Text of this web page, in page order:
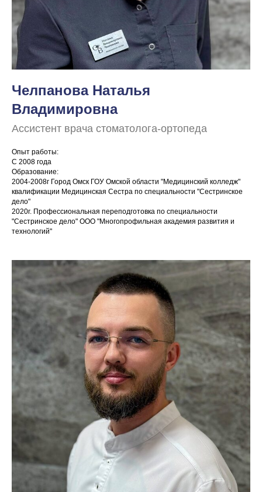
Челпанова Наталья
Владимировна
Ассистент врача стоматолога-ортопеда
Опыт работы:
С 2008 года
Образование:
2004-2008г Город Омск ГОУ Омской области "Медицинский колледж"
квалификации Медицинская Сестра по специальности "Сестринское
дело"
2020г. Профессиональная переподготовка по специальности
"Сестринское дело" ООО "Многопрофильная академия развития и
технологий"